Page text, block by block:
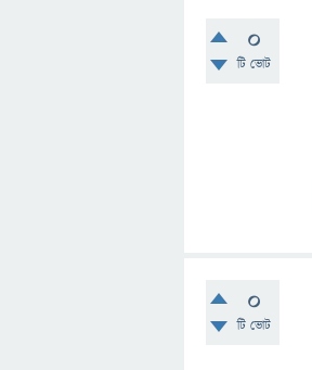
0
টি ভোট
0
টি ভোট